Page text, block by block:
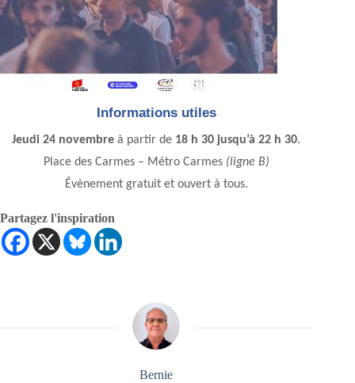
Informations utiles
Jeudi 24 novembreà partir de 18 h 30 jusqu’à 22 h 30.
Place des Carmes – Métro Carmes (ligne B)
Évènement gratuit et ouvert à tous.
Partagez l'inspiration
Bernie